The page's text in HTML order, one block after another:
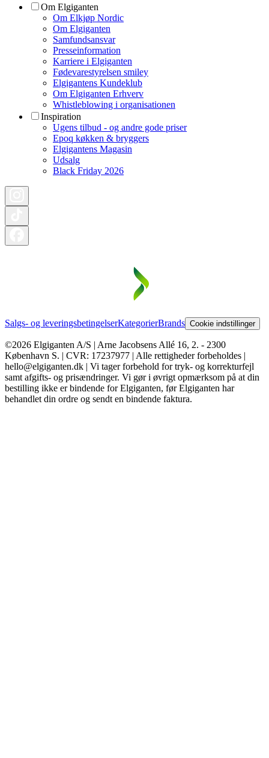
Om Elgiganten
Om Elkjøp Nordic
Om Elgiganten
Samfundsansvar
Presseinformation
Karriere i Elgiganten
Fødevarestyrelsen smiley
Elgigantens Kundeklub
Om Elgiganten Erhverv
Whistleblowing i organisationen
Inspiration
Ugens tilbud - og andre gode priser
Epoq køkken & bryggers
Elgigantens Magasin
Udsalg
Black Friday 2026
Salgs- og leveringsbetingelserKategorierBrands Cookie indstillinger
©2026 Elgiganten A/S | Arne Jacobsens Allé 16, 2. - 2300
København S. | CVR: 17237977 | Alle rettigheder forbeholdes |
hello@elgiganten.dk | Vi tager forbehold for tryk- og korrekturfejl
samt afgifts- og prisændringer. Vi gør i øvrigt opmærksom på at din
bestilling ikke er bindende for Elgiganten, før Elgiganten har
behandlet din ordre og sendt en bindende faktura.